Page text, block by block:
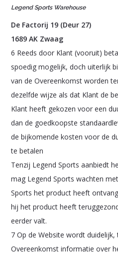
Legend Sports Warehouse
De Factorij 19 (Deur 27)
1689 AK Zwaag
6 Reeds door Klant (vooruit)
spoedig mogelijk, doch uiterlijk
van de Overeenkomst worden
dezelfde wijze als dat Klant de
Klant heeft gekozen voor een
dan de goedkoopste
de bijkomende kosten voor de
te betalen
Tenzij Legend Sports aanbiedt
mag Legend Sports wachten
Sports het product heeft
hij het product heeft
eerder valt.
7 Op de Website wordt
Overeenkomst informatie over